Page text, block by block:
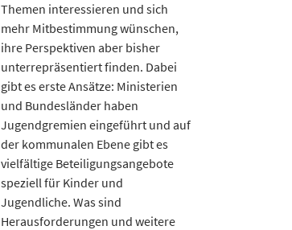
Themen interessieren und sich
mehr Mitbestimmung wünschen,
ihre Perspektiven aber bisher
unterrepräsentiert finden. Dabei
gibt es erste Ansätze: Ministerien
und Bundesländer haben
Jugendgremien eingeführt und auf
der kommunalen Ebene gibt es
vielfältige Beteiligungsangebote
speziell für Kinder und
Jugendliche. Was sind
Herausforderungen und weitere